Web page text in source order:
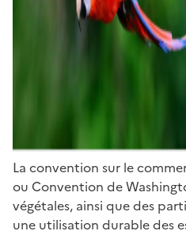
La convention sur le
ou Convention de
végétales, ainsi que des
une utilisation durable des